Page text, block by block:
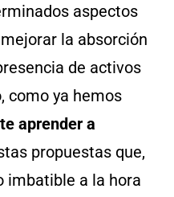
aspectos
la absorción
de activos
como ya hemos
aprender a
propuestas que,
imbatible a la hora